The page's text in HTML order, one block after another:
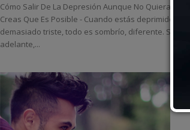
Cómo Salir De La Depresión Aunque No Quieras Ni
Creas Que Es Posible - Cuando estás deprimido o
demasiado triste, todo es sombrío, diferente. Salir
adelante,...